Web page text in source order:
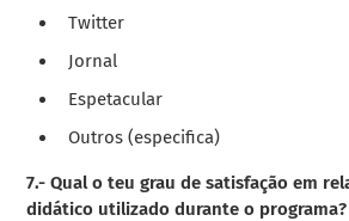
Twitter
Jornal
Espetacular
Outros (especifica)
7.- Qual o teu grau de satisfação em
didático utilizado durante o programa?